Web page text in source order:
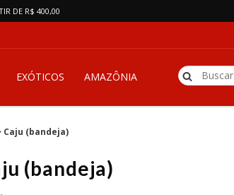
DE R$ 400,00
EXÓTICOS AMAZÔNIA
Caju (bandeja)
(bandeja)